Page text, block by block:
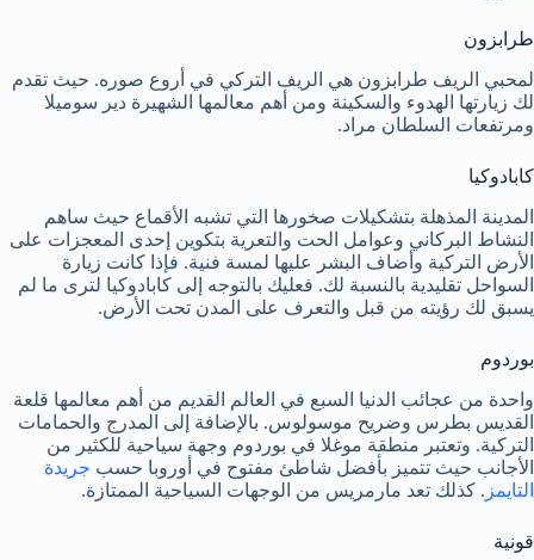
طرابزون
لمحبي الريف طرابزون هي الريف التركي في أروع صوره. حيث تقدم
لك زيارتها الهدوء والسكينة ومن أهم معالمها الشهيرة دير سوميلا
ومرتفعات السلطان مراد.
كابادوكيا
المدينة المذهلة بتشكيلات صخورها التي تشبه الأقماع حيث ساهم
النشاط البركاني وعوامل الحت والتعرية بتكوين إحدى المعجزات على
الأرض التركية وأضاف البشر عليها لمسة فنية. فإذا كانت زيارة
السواحل تقليدية بالنسبة لك. فعليك بالتوجه إلى كابادوكيا لترى ما لم
يسبق لك رؤيته من قبل والتعرف على المدن تحت الأرض.
بوردوم
واحدة من عجائب الدنيا السبع في العالم القديم من أهم معالمها قلعة
القديس بطرس وضريح موسولوس. بالإضافة إلى المدرج والحمامات
التركية. وتعتبر منطقة موغلا في بوردوم وجهة سياحية للكثير من
الأجانب حيث تتميز بأفضل شاطئ مفتوح في أوروبا حسب جريدة
التايمز . كذلك تعد مارمريس من الوجهات السياحية الممتازة.
قونية